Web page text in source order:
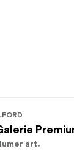
art.